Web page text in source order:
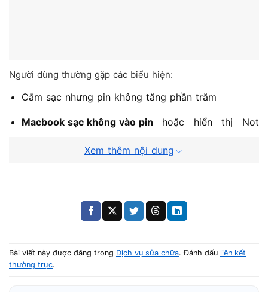
Người dùng thường gặp các biểu hiện:
Cắm sạc nhưng pin không tăng phần trăm
Macbook sạc không vào pin hoặc hiển thị Not
Pin sạc lúc vào lúc không
vì sao laptop sạc không vào pinkhi pin hoặc hệ thống
sạc gặp sự cố.
Xem thêm nội dung
Bài viết này được đăng trong Dịch vụ sửa chữa. Đánh dấu liên kết
thường trực.